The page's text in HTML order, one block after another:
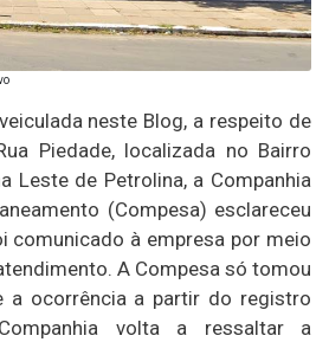
neste Blog, a respeito de
Piedade, localizada no Bairro
Leste de Petrolina, a Companhia
(Compesa) esclareceu
comunicado à empresa por meio
A Compesa só tomou
a ocorrência a partir do registro
volta a ressaltar a